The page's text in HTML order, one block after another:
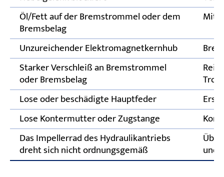
Öl/Fett auf der Bremstrommel oder dem
Bremsbelag
Mit
Unzureichender Elektromagnetkernhub
Starker Verschleiß an Bremstrommel
oder Bremsbelag
Lose oder beschädigte Hauptfeder
Lose Kontermutter oder Zugstange
Das Impellerrad des Hydraulikantriebs
dreht sich nicht ordnungsgemäß und